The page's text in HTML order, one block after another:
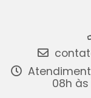
08h às